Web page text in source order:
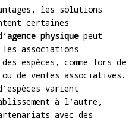
les solutions
certaines
agence physique peut
associations
espèces, comme lors de
de ventes associatives.
varient
à l’autre,
avec des